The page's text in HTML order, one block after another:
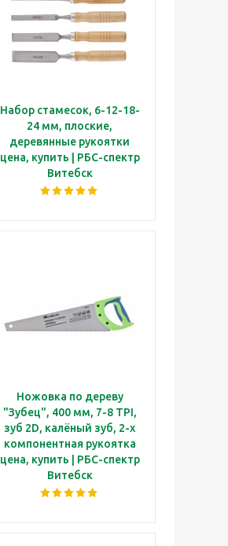
Набор стамесок, 6-12-18-
24 мм, плоские,
деревянные рукоятки
цена, купить | РБС-спектр
Витебск
Ножовка по дереву
"Зубец", 400 мм, 7-8 TPI,
зуб 2D, калёный зуб, 2-х
компонентная рукоятка
цена, купить | РБС-спектр
Витебск